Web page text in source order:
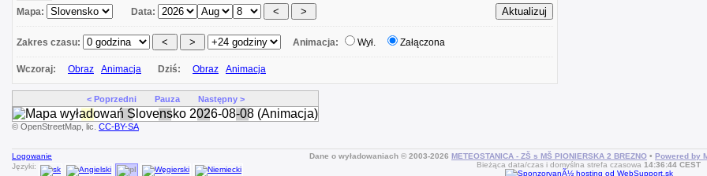
Mapa:
Data:
Zakres czasu: Animacja: Wył. Załączona
Wczoraj: Obraz Animacja Dziś: Obraz Animacja
< Poprzedni Pauza Następny >
© OpenStreetMap, lic. CC-BY-SA
Logowanie
Języki:
Dane o wyładowaniach © 2003-2026 METEOSTANICA - ZŠ s MŠ PIONIERSKA 2 BREZNO • Powered by
Bieżąca data/czas i domyślna strefa czasowa 14:36:44 CEST